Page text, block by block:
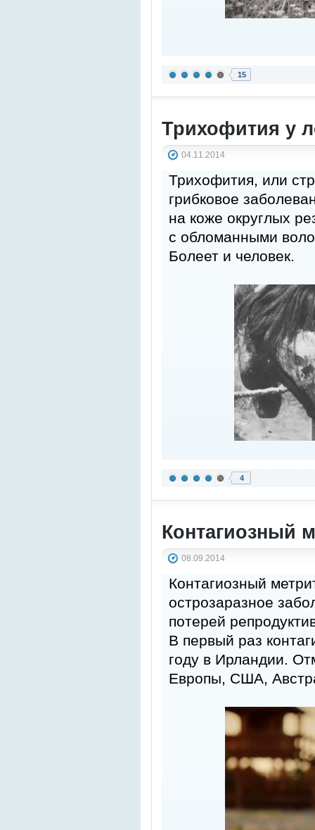
15
Трихофития у
04.11.2014
Трихофития, или
грибковое
на коже округлых
с обломанными
Болеет и человек.
4
Контагиозный
08.09.2014
Контагиозный
острозаразное
потерей
В первый раз
году в Ирландии.
Европы, США,